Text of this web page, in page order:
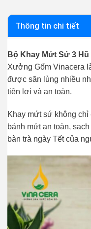
Thông tin chi tiết
Bộ Khay Mứt Sứ 3 Hũ
Xưởng Gốm Vinacera
được săn lùng nhiều
tiện lợi và an toàn.
Khay mứt sứ không
bánh mứt an toàn,
bàn trà ngày Tết của